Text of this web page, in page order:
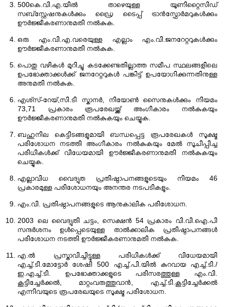
500കെ.വി.എ.യിൽ താഴെയുള്ള യൂണിറ്റൈസിഡ്
സബ്സ്റ്റേഷനുകൾക്കും ഡ്രൈ ടൈപ്പ് ട്രാൻസ്ഫോർമറുകൾക്കും
ഊർജ്ജീകരണാനുമതി നൽകുക.
ഒരു എം.വി.എ.വരെയുള്ള എല്ലാം എം.വി.ജനറേറ്ററുകൾക്കും
ഊർജ്ജീകരണാനുമതി നൽകുക.
പൊതു വഴികൾ മുറിച്ചു കടക്കേണ്ടതില്ലാത്ത സമീപ സ്ഥലങ്ങളിലെ
ഉപഭോക്താക്കൾക്ക് ജനറേറ്ററുകൾ പങ്കിട്ട് ഉപയോഗിക്കുന്നതിനുള്ള
അനുമതി നൽകുക.
എശ്സ്-റേയ്,സി.ടി സ്കാനർ, നിയോൺ സൈനുകൾക്കും നിയമം
73,71 പ്രകാരം രൂപരേഖയ്ക്ക് അംഗീകാരം നൽകുകയും
ഊർജ്ജീകരണാനുമതി നൽകുകയും ചെയ്യുക.
ബഹുനില കെട്ടിടങ്ങളുമായി ബന്ധപ്പെട്ട രൂപരേഖകൾ സൂക്ഷ്മ
പരിശോധന നടത്തി അംഗീകാരം നൽകുകയും മേൽ സൂചിപ്പിച്ച
പരിധികൾക്ക് വിധേയമായി ഊർജ്ജീകരണാനുമതി നൽകുകയും
ചെയ്യുക.
എല്ലാവിധ വൈദ്യുത പ്രതിഷ്ഠാപനങ്ങളുടെയും നിയമം 46
പ്രകാരമുള്ള പരിശോധനയും അനന്തര നടപടികളും.
എം.വി. പ്രതിഷ്ഠാപനങ്ങളുടെ ആനുകാലിക പരിശോധന.
2003 ലെ വൈദ്യുതി ചട്ടം, സെക്ഷൻ 54 പ്രകാരം വി.വി.ഐ.പി
സന്ദർശനം ഉൾപ്പെടെയുള്ള താൽക്കാലിക പ്രതിഷ്ഠാപനങ്ങൾ
പരിശോധന നടത്തി ഊർജ്ജീകരണാനുമതി നൽകുക.
എ.ൽ പ്രസ്താവിച്ചിട്ടുള്ള പരിധികൾക്ക് വിധേയമായി
എച്ച്.ടി.മോട്ടോർ ശേഷി 500 എച്ച്.പി.യിൽ കുറവായ എച്ച്.ടി./
ഇ.എച്ച്.ടി. ഉപഭോക്താക്കളുടെ പരിസരത്തുള്ള എം.വി.
കൂട്ടിച്ചേർക്കൽ, മാറ്റംവരുത്തുവാൻ, എച്ച്.ടി.കൂട്ടിച്ചേർക്കൽ
എന്നിവയുടെ രൂപരേഖയുടെ സൂക്ഷ്മ പരിശോധന.